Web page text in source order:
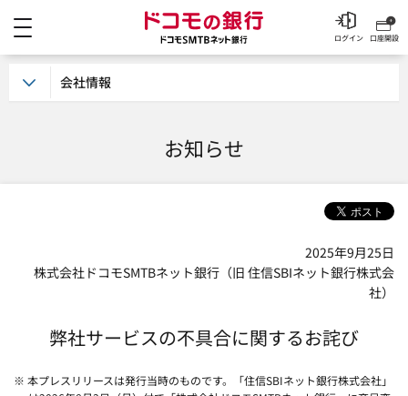
ドコモの銀行 ドコモ
口座開設
ログイン
お知らせ
2025年9月25日
株式会社ドコモSMTBネット銀行（旧 住信SBIネット銀行株式会
社）
弊社サービスの不具合に関するお詫び
※ 本プレスリリースは発行当時のものです。「住信SBIネット銀行株式会社」
会社情報